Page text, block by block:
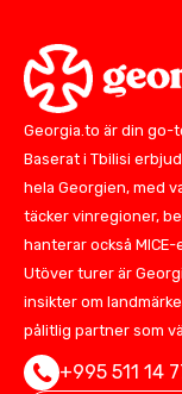
Georgia.to är din go-
Baserat i Tbilisi
hela Georgien, med
täcker vinregioner,
hanterar också
Utöver turer är
insikter om
pålitlig partner som
+995 511 14